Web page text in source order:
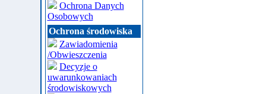
Ochrona Danych
Osobowych
Ochrona środowiska
Zawiadomienia
/Obwieszczenia
Decyzje o
uwarunkowaniach
środowiskowych